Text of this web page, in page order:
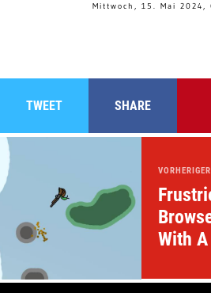
Mittwoch, 15. Mai 2024,
TWEET SHARE
With